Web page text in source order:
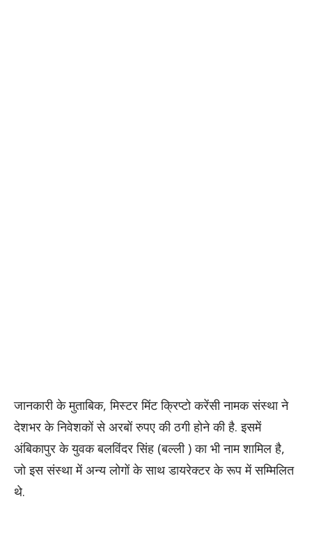
जानकारी के मुताबिक, मिस्टर मिंट क्रिप्टो करेंसी नामक संस्था ने
देशभर के निवेशकों से अरबों रुपए की ठगी होने की है. इसमें
अंबिकापुर के युवक बलविंदर सिंह (बल्ली ) का भी नाम शामिल है,
जो इस संस्था में अन्य लोगों के साथ डायरेक्टर के रूप में सम्मिलित
थे.